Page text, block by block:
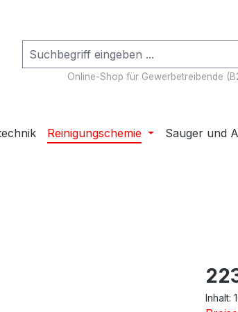
Online-Shop für Gewerbetreibende
Reinigungschemie Sauger und
Inhalt: